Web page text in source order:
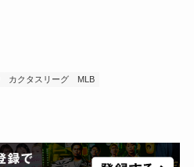
カクタスリーグ
MLB